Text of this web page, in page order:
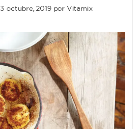
3 octubre, 2019por Vitamix